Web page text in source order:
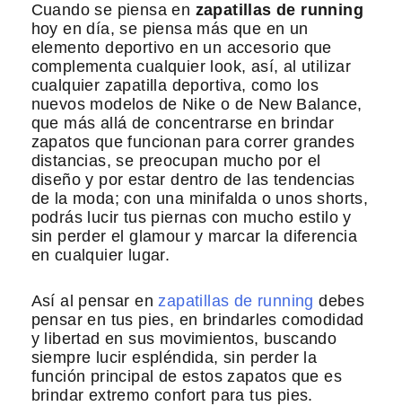
Cuando se piensa en zapatillas de running
hoy en día, se piensa más que en un
elemento deportivo en un accesorio que
complementa cualquier look, así, al utilizar
cualquier zapatilla deportiva, como los
nuevos modelos de Nike o de New Balance,
que más allá de concentrarse en brindar
zapatos que funcionan para correr grandes
distancias, se preocupan mucho por el
diseño y por estar dentro de las tendencias
de la moda; con una minifalda o unos shorts,
podrás lucir tus piernas con mucho estilo y
sin perder el glamour y marcar la diferencia
en cualquier lugar.
Así al pensar enzapatillas de running debes
pensar en tus pies, en brindarles comodidad
y libertad en sus movimientos, buscando
siempre lucir espléndida, sin perder la
función principal de estos zapatos que es
brindar extremo confort para tus pies.